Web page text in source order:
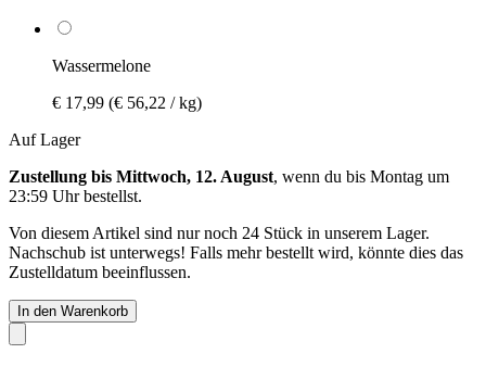
Wassermelone
€ 17,99 (€ 56,22 / kg)
Auf Lager
Zustellung bis Mittwoch, 12. August, wenn du bis Montag um
23:59 Uhrbestellst.
Von diesem Artikel sind nur noch 24 Stück in unserem Lager.
Nachschub ist unterwegs! Falls mehr bestellt wird, könnte dies das
Zustelldatum beeinflussen.
In den Warenkorb